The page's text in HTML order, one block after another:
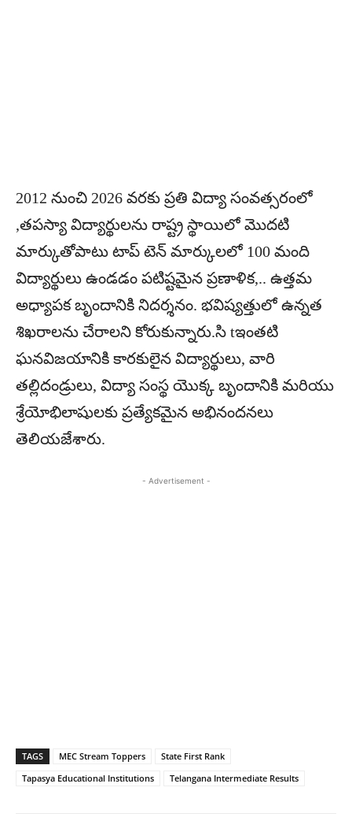
2012 నుంచి 2026 వరకు ప్రతి విద్యా సంవత్సరంలో
,తపస్యా విద్యార్థులను రాష్ట్ర స్థాయిలో మొదటి
మార్కుతోపాటు టాప్‌ టెన్‌ మార్కులలో 100 మంది
విద్యార్థులు ఉండడం పటిష్టమైన ప్రణాళిక,.. ఉత్తమ
అధ్యాపక బృందానికి నిదర్శనం. భవిష్యత్తులో ఉన్నత
శిఖరాలను చేరాలని కోరుకున్నారు.సి tఇంతటి
ఘనవిజయానికి కారకులైన విద్యార్థులు, వారి
తల్లిదండ్రులు, విద్యా సంస్థ యొక్క బృందానికి మరియు
శ్రేయోభిలాషులకు ప్రత్యేకమైన అభినందనలు
తెలియజేశారు.
- Advertisement -
TAGS MEC Stream Toppers
State First Rank
Tapasya Educational Institutions
Telangana Intermediate Results